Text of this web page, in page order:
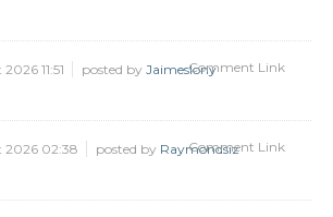
11:51 posted by JaimeslonyComment Link
2026 02:38 posted by Raymondsiz
Comment Link